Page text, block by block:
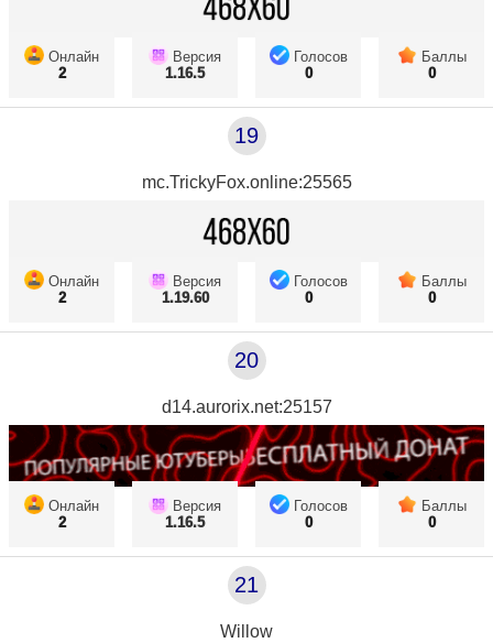
Онлайн
2
Версия
1.16.5
Голосов
0
Баллы
0
19
mc.TrickyFox.online:25565
Онлайн
2
Версия
1.19.60
Голосов
0
Баллы
0
20
d14.aurorix.net:25157
Онлайн
2
Версия
1.16.5
Голосов
0
Баллы
0
21
Willow